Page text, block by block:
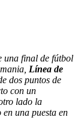
una final de fútbol
Línea de
dos puntos de
con un
lado la
una puesta en